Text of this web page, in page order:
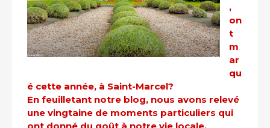
,
on
t
m
ar
qu
é cette année, à Saint-Marcel?
En feuilletant notre blog, nous avons relevé
une vingtaine de moments particuliers qui